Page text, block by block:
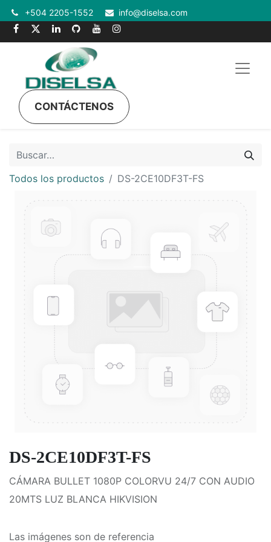
+504 2205-1552 info@diselsa.com
CONTÁCTENOS
Todos los productos DS-2CE10DF3T-FS
DS-2CE10DF3T-FS
CÁMARA BULLET 1080P COLORVU 24/7 CON AUDIO
20MTS LUZ BLANCA HIKVISION
Las imágenes son de referencia